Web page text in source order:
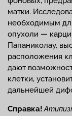
матки.
необходимым
опухоли —
Папаниколау,
расположения
дают
клетки,
дальнейшей
Справка!